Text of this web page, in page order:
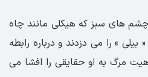
های سبز که هیکلی مانند چاه
بیلی » را می دزدند و درباره رابطه
مرگ به او حقایقی را افشا می